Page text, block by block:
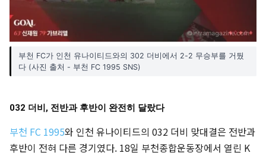
부천 FC가 인천 유나이티드와의 302 더비에서 2-2 무승부를 거뒀
다 (사진 출처 - 부천 FC 1995 SNS)
032 더비, 전반과 후반이 완전히 달랐다
부천 FC 1995와 인천 유나이티드의 032 더비 맞대결은 전반과
후반이 전혀 다른 경기였다. 18일 부천종합운동장에서 열린 K